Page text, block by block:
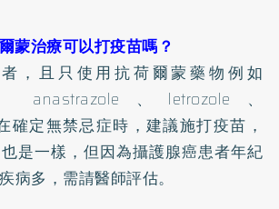
蒙治療可以打疫苗嗎？
，且只使用抗荷爾蒙藥物例如
anastrazole、letrozole、
確定無禁忌症時，建議施打疫苗，
是一樣，但因為攝護腺癌患者年紀
病多，需請醫師評估。